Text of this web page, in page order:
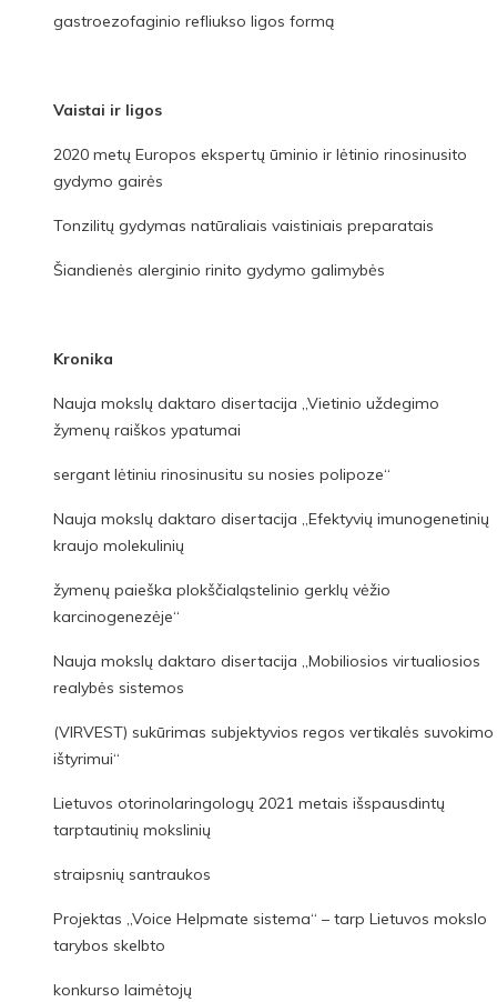
gastroezofaginio refliukso ligos formą
Vaistai ir ligos
2020 metų Europos ekspertų ūminio ir lėtinio rinosinusito
gydymo gairės
Tonzilitų gydymas natūraliais vaistiniais preparatais
Šiandienės alerginio rinito gydymo galimybės
Kronika
Nauja mokslų daktaro disertacija „Vietinio uždegimo
žymenų raiškos ypatumai
sergant lėtiniu rinosinusitu su nosies polipoze“
Nauja mokslų daktaro disertacija „Efektyvių imunogenetinių
kraujo molekulinių
žymenų paieška plokščialąstelinio gerklų vėžio
karcinogenezėje“
Nauja mokslų daktaro disertacija „Mobiliosios virtualiosios
realybės sistemos
(VIRVEST) sukūrimas subjektyvios regos vertikalės suvokimo
ištyrimui“
Lietuvos otorinolaringologų 2021 metais išspausdintų
tarptautinių mokslinių
straipsnių santraukos
Projektas „Voice Helpmate sistema“ – tarp Lietuvos mokslo
tarybos skelbto
konkurso laimėtojų